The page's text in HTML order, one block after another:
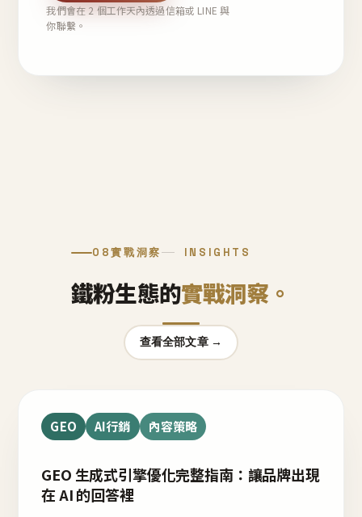
我們會在 2 個工作天內透過信箱或 LINE 與
你聯繫。
08實戰洞察 INSIGHTS
鐵粉生態的實戰洞察。
查看全部文章 →
GEO AI行銷 內容策略
GEO 生成式引擎優化完整指南：讓品牌出現
在 AI 的回答裡